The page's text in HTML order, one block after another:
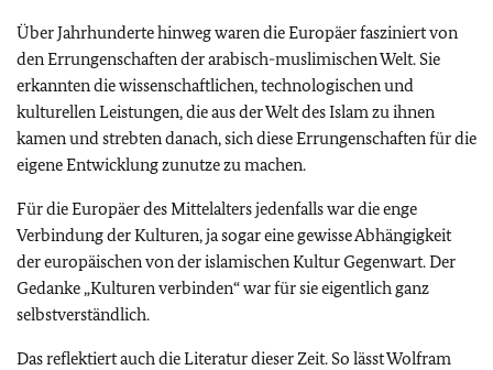
Über Jahrhunderte hinweg waren die Europäer fasziniert von
den Errungenschaften der arabisch-muslimischen Welt. Sie
erkannten die wissenschaftlichen, technologischen und
kulturellen Leistungen, die aus der Welt des Islam zu ihnen
kamen und strebten danach, sich diese Errungenschaften für die
eigene Entwicklung zunutze zu machen.
Für die Europäer des Mittelalters jedenfalls war die enge
Verbindung der Kulturen, ja sogar eine gewisse Abhängigkeit
der europäischen von der islamischen Kultur Gegenwart. Der
Gedanke „Kulturen verbinden“ war für sie eigentlich ganz
selbstverständlich.
Das reflektiert auch die Literatur dieser Zeit. So lässt Wolfram